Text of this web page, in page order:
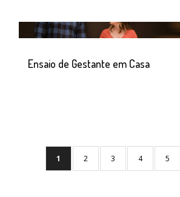
Ensaio de Gestante em Casa
1 2 3 4 5